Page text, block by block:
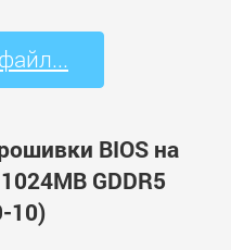
BIOS на
GDDR5
10)